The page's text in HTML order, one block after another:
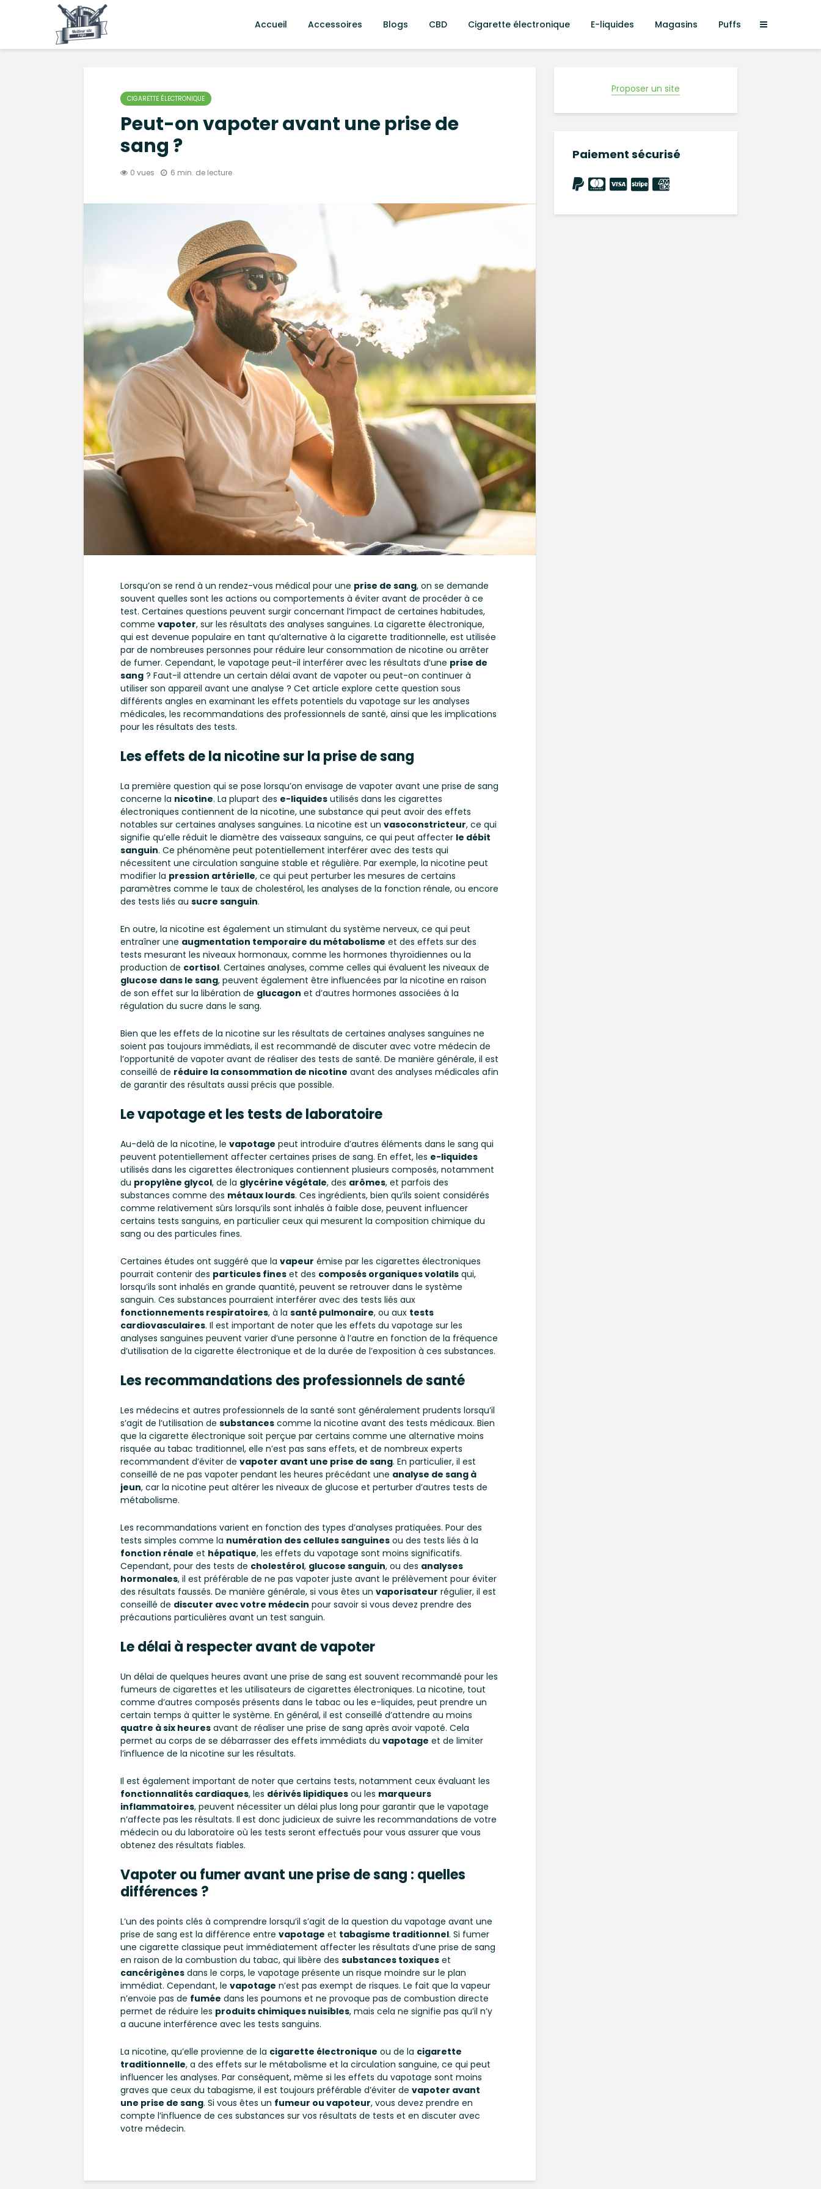
Accueil Accessoires Blogs CBD Cigarette électronique E-liquides Magasins Puffs
CIGARETTE ÉLECTRONIQUE
Peut-on vapoter avant une prise de
sang ?
0 vues 6 min. de lecture
Lorsqu’on se rend à un rendez-vous médical pour une prise de sang, on se demande
souvent quelles sont les actions ou comportements à éviter avant de procéder à ce
test. Certaines questions peuvent surgir concernant l’impact de certaines habitudes,
comme vapoter, sur les résultats des analyses sanguines. La cigarette électronique,
qui est devenue populaire en tant qu’alternative à la cigarette traditionnelle, est utilisée
par de nombreuses personnes pour réduire leur consommation de nicotine ou arrêter
de fumer. Cependant, le vapotage peut-il interférer avec les résultats d’une prise de
sang ? Faut-il attendre un certain délai avant de vapoter ou peut-on continuer à
utiliser son appareil avant une analyse ? Cet article explore cette question sous
différents angles en examinant les effets potentiels du vapotage sur les analyses
médicales, les recommandations des professionnels de santé, ainsi que les implications
pour les résultats des tests.
Les effets de la nicotine sur la prise de sang
La première question qui se pose lorsqu’on envisage de vapoter avant une prise de sang
concerne la nicotine. La plupart des e-liquides utilisés dans les cigarettes
électroniques contiennent de la nicotine, une substance qui peut avoir des effets
notables sur certaines analyses sanguines. La nicotine est un vasoconstricteur, ce qui
signifie qu’elle réduit le diamètre des vaisseaux sanguins, ce qui peut affecter le débit
sanguin. Ce phénomène peut potentiellement interférer avec des tests qui
nécessitent une circulation sanguine stable et régulière. Par exemple, la nicotine peut
modifier la pression artérielle, ce qui peut perturber les mesures de certains
paramètres comme le taux de cholestérol, les analyses de la fonction rénale, ou encore
des tests liés au sucre sanguin.
En outre, la nicotine est également un stimulant du système nerveux, ce qui peut
entraîner une augmentation temporaire du métabolisme et des effets sur des
tests mesurant les niveaux hormonaux, comme les hormones thyroïdiennes ou la
production de cortisol. Certaines analyses, comme celles qui évaluent les niveaux de
glucose dans le sang, peuvent également être influencées par la nicotine en raison
de son effet sur la libération de glucagon et d’autres hormones associées à la
régulation du sucre dans le sang.
Bien que les effets de la nicotine sur les résultats de certaines analyses sanguines ne
soient pas toujours immédiats, il est recommandé de discuter avec votre médecin de
l’opportunité de vapoter avant de réaliser des tests de santé. De manière générale, il est
conseillé de réduire la consommation de nicotine avant des analyses médicales afin
de garantir des résultats aussi précis que possible.
Le vapotage et les tests de laboratoire
Au-delà de la nicotine, le vapotage peut introduire d’autres éléments dans le sang qui
peuvent potentiellement affecter certaines prises de sang. En effet, les e-liquides
utilisés dans les cigarettes électroniques contiennent plusieurs composés, notamment
du propylène glycol, de la glycérine végétale, des arômes, et parfois des
substances comme des métaux lourds. Ces ingrédients, bien qu’ils soient considérés
comme relativement sûrs lorsqu’ils sont inhalés à faible dose, peuvent influencer
certains tests sanguins, en particulier ceux qui mesurent la composition chimique du
sang ou des particules fines.
Certaines études ont suggéré que la vapeur émise par les cigarettes électroniques
pourrait contenir des particules fines et des composés organiques volatils qui,
lorsqu’ils sont inhalés en grande quantité, peuvent se retrouver dans le système
sanguin. Ces substances pourraient interférer avec des tests liés aux
fonctionnements respiratoires, à la santé pulmonaire, ou aux tests
cardiovasculaires. Il est important de noter que les effets du vapotage sur les
analyses sanguines peuvent varier d’une personne à l’autre en fonction de la fréquence
d’utilisation de la cigarette électronique et de la durée de l’exposition à ces substances.
Les recommandations des professionnels de santé
Les médecins et autres professionnels de la santé sont généralement prudents lorsqu’il
s’agit de l’utilisation de substances comme la nicotine avant des tests médicaux. Bien
que la cigarette électronique soit perçue par certains comme une alternative moins
risquée au tabac traditionnel, elle n’est pas sans effets, et de nombreux experts
recommandent d’éviter de vapoter avant une prise de sang. En particulier, il est
conseillé de ne pas vapoter pendant les heures précédant une analyse de sang à
jeun, car la nicotine peut altérer les niveaux de glucose et perturber d’autres tests de
métabolisme.
Les recommandations varient en fonction des types d’analyses pratiquées. Pour des
tests simples comme la numération des cellules sanguines ou des tests liés à la
fonction rénale et hépatique, les effets du vapotage sont moins significatifs.
Cependant, pour des tests de cholestérol, glucose sanguin, ou des analyses
hormonales, il est préférable de ne pas vapoter juste avant le prélèvement pour éviter
des résultats faussés. De manière générale, si vous êtes un vaporisateur régulier, il est
conseillé de discuter avec votre médecin pour savoir si vous devez prendre des
précautions particulières avant un test sanguin.
Le délai à respecter avant de vapoter
Un délai de quelques heures avant une prise de sang est souvent recommandé pour les
fumeurs de cigarettes et les utilisateurs de cigarettes électroniques. La nicotine, tout
comme d’autres composés présents dans le tabac ou les e-liquides, peut prendre un
certain temps à quitter le système. En général, il est conseillé d’attendre au moins
quatre à six heures avant de réaliser une prise de sang après avoir vapoté. Cela
permet au corps de se débarrasser des effets immédiats du vapotage et de limiter
l’influence de la nicotine sur les résultats.
Il est également important de noter que certains tests, notamment ceux évaluant les
fonctionnalités cardiaques, les dérivés lipidiques ou les marqueurs
inflammatoires, peuvent nécessiter un délai plus long pour garantir que le vapotage
n’affecte pas les résultats. Il est donc judicieux de suivre les recommandations de votre
médecin ou du laboratoire où les tests seront effectués pour vous assurer que vous
obtenez des résultats fiables.
Vapoter ou fumer avant une prise de sang : quelles
différences ?
L’un des points clés à comprendre lorsqu’il s’agit de la question du vapotage avant une
prise de sang est la différence entre vapotage et tabagisme traditionnel. Si fumer
une cigarette classique peut immédiatement affecter les résultats d’une prise de sang
en raison de la combustion du tabac, qui libère des substances toxiques et
cancérigènes dans le corps, le vapotage présente un risque moindre sur le plan
immédiat. Cependant, le vapotage n’est pas exempt de risques. Le fait que la vapeur
n’envoie pas de fumée dans les poumons et ne provoque pas de combustion directe
permet de réduire les produits chimiques nuisibles, mais cela ne signifie pas qu’il n’y
a aucune interférence avec les tests sanguins.
La nicotine, qu’elle provienne de la cigarette électronique ou de la cigarette
traditionnelle, a des effets sur le métabolisme et la circulation sanguine, ce qui peut
influencer les analyses. Par conséquent, même si les effets du vapotage sont moins
graves que ceux du tabagisme, il est toujours préférable d’éviter de vapoter avant
une prise de sang. Si vous êtes un fumeur ou vapoteur, vous devez prendre en
compte l’influence de ces substances sur vos résultats de tests et en discuter avec
votre médecin.
Proposer un site
Paiement sécurisé